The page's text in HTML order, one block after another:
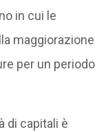
in cui le
maggiorazione
per un periodo
di capitali è